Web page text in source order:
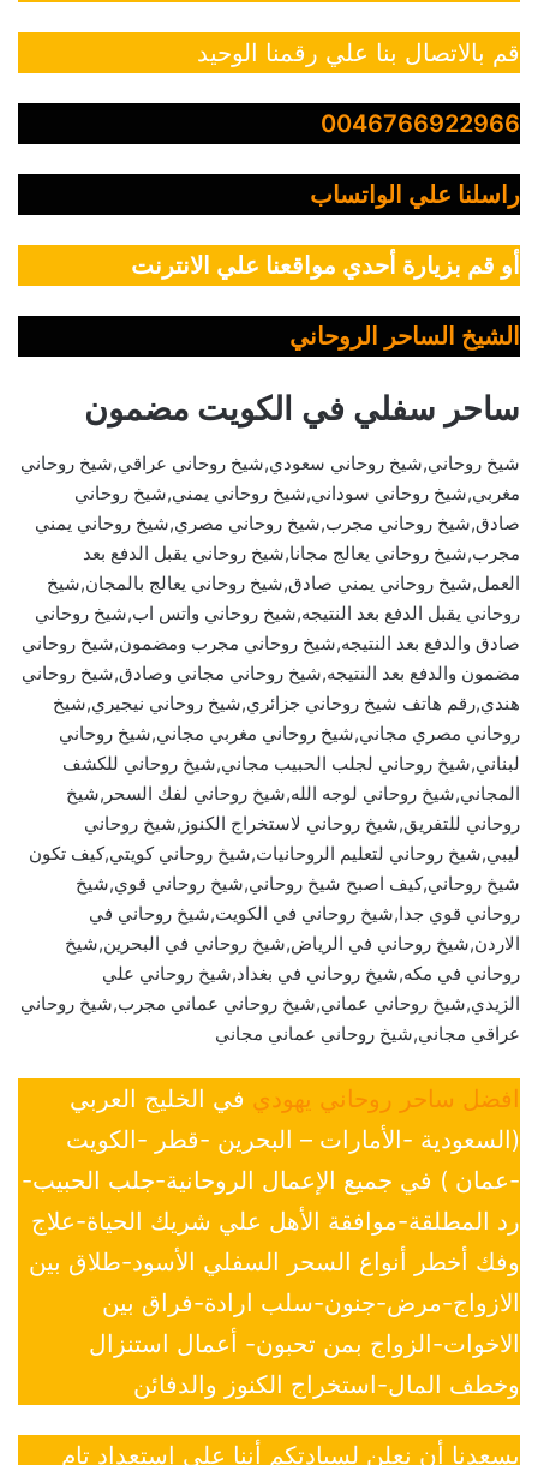
قم بالاتصال بنا علي رقمنا الوحيد
0046766922966
راسلنا علي الواتساب
أو قم بزيارة أحدي مواقعنا علي الانترنت
الشيخ الساحر الروحاني
ساحر سفلي في الكويت مضمون
شيخ روحاني,شيخ روحاني سعودي,شيخ روحاني عراقي,شيخ روحاني
مغربي,شيخ روحاني سوداني,شيخ روحاني يمني,شيخ روحاني
صادق,شيخ روحاني مجرب,شيخ روحاني مصري,شيخ روحاني يمني
مجرب,شيخ روحاني يعالج مجانا,شيخ روحاني يقبل الدفع بعد
العمل,شيخ روحاني يمني صادق,شيخ روحاني يعالج بالمجان,شيخ
روحاني يقبل الدفع بعد النتيجه,شيخ روحاني واتس اب,شيخ روحاني
صادق والدفع بعد النتيجه,شيخ روحاني مجرب ومضمون,شيخ روحاني
مضمون والدفع بعد النتيجه,شيخ روحاني مجاني وصادق,شيخ روحاني
هندي,رقم هاتف شيخ روحاني جزائري,شيخ روحاني نيجيري,شيخ
روحاني مصري مجاني,شيخ روحاني مغربي مجاني,شيخ روحاني
لبناني,شيخ روحاني لجلب الحبيب مجاني,شيخ روحاني للكشف
المجاني,شيخ روحاني لوجه الله,شيخ روحاني لفك السحر,شيخ
روحاني للتفريق,شيخ روحاني لاستخراج الكنوز,شيخ روحاني
ليبي,شيخ روحاني لتعليم الروحانيات,شيخ روحاني كويتي,كيف تكون
شيخ روحاني,كيف اصبح شيخ روحاني,شيخ روحاني قوي,شيخ
روحاني قوي جدا,شيخ روحاني في الكويت,شيخ روحاني في
الاردن,شيخ روحاني في الرياض,شيخ روحاني في البحرين,شيخ
روحاني في مكه,شيخ روحاني في بغداد,شيخ روحاني علي
الزيدي,شيخ روحاني عماني,شيخ روحاني عماني مجرب,شيخ روحاني
عراقي مجاني,شيخ روحاني عماني مجاني
افضل ساحر روحاني يهودي في الخليج العربي
(السعودية -الأمارات – البحرين -قطر -الكويت
-عمان ) في جميع الإعمال الروحانية-جلب الحبيب-
رد المطلقة-موافقة الأهل علي شريك الحياة-علاج
وفك أخطر أنواع السحر السفلي الأسود-طلاق بين
الازواج-مرض-جنون-سلب ارادة-فراق بين
الاخوات-الزواج بمن تحبون- أعمال استنزال
وخطف المال-استخراج الكنوز والدفائن
يسعدنا أن نعلن لسيادتكم أننا على إستعداد تام